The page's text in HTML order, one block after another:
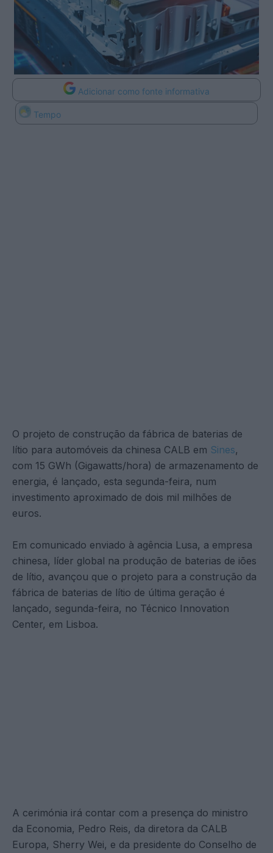
Adicionar como fonte informativa
Tempo
O projeto de construção da fábrica de baterias de
lítio para automóveis da chinesa CALB em Sines,
com 15 GWh (Gigawatts/hora) de armazenamento de
energia, é lançado, esta segunda-feira, num
investimento aproximado de dois mil milhões de
euros.
Em comunicado enviado à agência Lusa, a empresa
chinesa, líder global na produção de baterias de iões
de lítio, avançou que o projeto para a construção da
fábrica de baterias de lítio de última geração é
lançado, segunda-feira, no Técnico Innovation
Center, em Lisboa.
A cerimónia irá contar com a presença do ministro
da Economia, Pedro Reis, da diretora da CALB
Europa, Sherry Wei, e da presidente do Conselho de